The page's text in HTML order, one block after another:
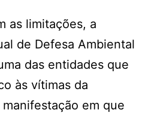
as limitações, a
de Defesa Ambiental
das entidades que
às vítimas da
em que